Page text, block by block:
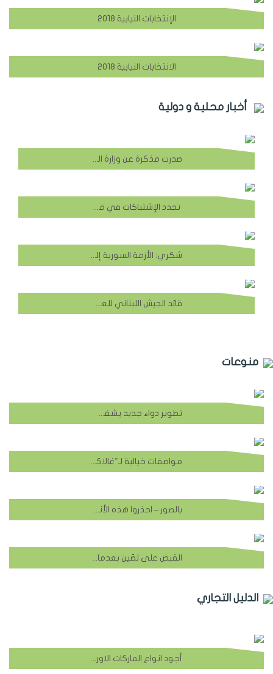
الإنتخابات النيابية 2018
الانتخابات النيابية 2018
أخبار محلية و دولية
صدرت مذكرة عن وزارة الداخلية تقضي بتغيير نموذج إخراج القيد اعتباراً من 1 نيسان المقبل، وذلك لمنع أي عملية تزوير أو تلاعب، حصل موقعنا على صورة نموذج إخراج القيد الجديدة ادخل على الرابط.
‬⁩ تجدد الإشتباكات في محيط مخيم ⁧‫#برج_البراجنة‬⁩ والجيش اللبناني يرد على مصادر النيران لإسكاتها.
شكري: الأزمة السورية إلى تسوية سياسية وسوريا ستعود للجامعة العربية
قائد الجيش اللبناني للعسكريين: كونوا على استعداد لمواجهة ما تبيّت له إسرائيل
منوعات
تطوير دواء جديد يشفي نهائيا من مرض الإيدز
مواصفات خيالية لـ"غالاكسي إس 8"!
بالصور – احذروا هذه الأنواع من الاسماك في بحرنا!
القبض على لصّين بعدما فقدا الوعي في موقع السرقة بأميركا
الدليل التجاري
أجود انواع الماركات الاوروبية